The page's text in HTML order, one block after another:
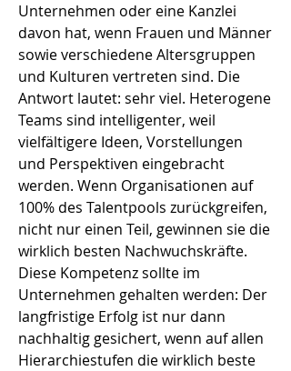
Unternehmen oder eine Kanzlei
davon hat, wenn Frauen und Männer
sowie verschiedene Altersgruppen
und Kulturen vertreten sind. Die
Antwort lautet: sehr viel. Heterogene
Teams sind intelligenter, weil
vielfältigere Ideen, Vorstellungen
und Perspektiven eingebracht
werden. Wenn Organisationen auf
100% des Talentpools zurückgreifen,
nicht nur einen Teil, gewinnen sie die
wirklich besten Nachwuchskräfte.
Diese Kompetenz sollte im
Unternehmen gehalten werden: Der
langfristige Erfolg ist nur dann
nachhaltig gesichert, wenn auf allen
Hierarchiestufen die wirklich beste